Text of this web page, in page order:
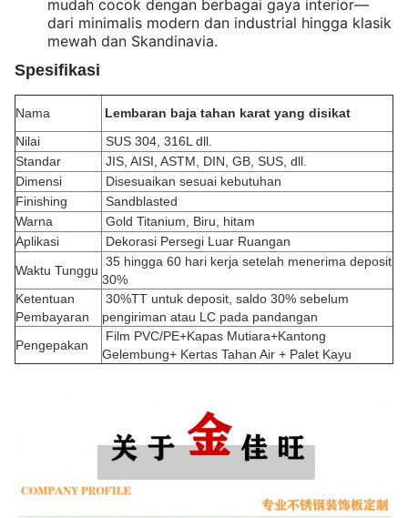
mudah cocok dengan berbagai gaya interior—
dari minimalis modern dan industrial hingga klasik
mewah dan Skandinavia.
Spesifikasi
Nama
Lembaran baja tahan karat yang disikat
Nilai
SUS 304, 316L dll.
Standar
JIS, AISI, ASTM, DIN, GB, SUS, dll.
Dimensi
Disesuaikan sesuai kebutuhan
Finishing
Sandblasted
Warna
Gold Titanium, Biru, hitam
Aplikasi
Dekorasi Persegi Luar Ruangan
Waktu Tunggu
35 hingga 60 hari kerja setelah menerima deposit
30%
Ketentuan
Pembayaran
30%TT untuk deposit, saldo 30% sebelum
pengiriman atau LC pada pandangan
Pengepakan
Film PVC/PE+Kapas Mutiara+Kantong
Gelembung+ Kertas Tahan Air + Palet Kayu